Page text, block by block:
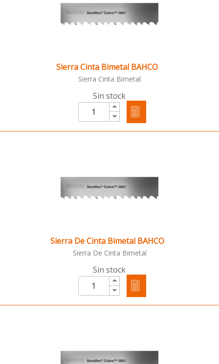
Sierra Cinta Bimetal BAHCO
Sierra Cinta Bimetal
Sin stock
Sierra De Cinta Bimetal BAHCO
Sierra De Cinta Bimetal
Sin stock